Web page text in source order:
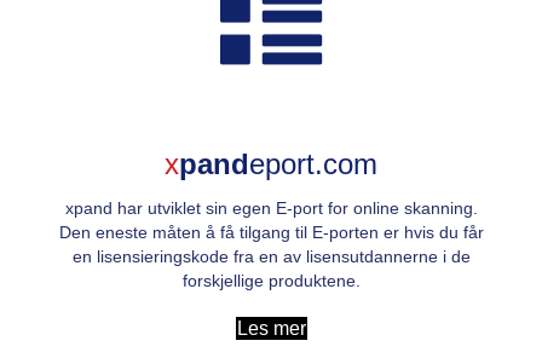
xpandeport.com
xpand har utviklet sin egen E-port for online skanning.
Den eneste måten å få tilgang til E-porten er hvis du får
en lisensieringskode fra en av lisensutdannerne i de
forskjellige produktene.
Les mer